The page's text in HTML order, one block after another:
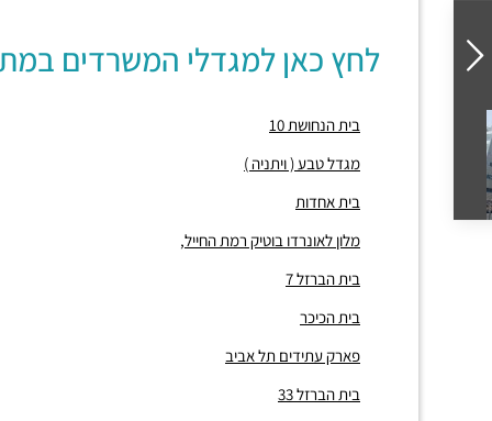
לחץ כאן למגדלי המשרדים
בית הנחושת 10
מגדל טבע ( ויתניה )
בית אחדות
מלון לאונרדו בוטיק רמת החייל,
בית הברזל 7
בית הכיכר
פארק עתידים תל אביב
בית הברזל 33